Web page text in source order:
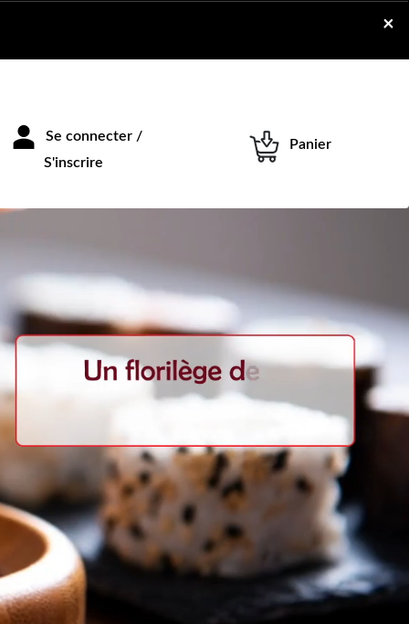
×
Se connecter /
S'inscrire
Panier